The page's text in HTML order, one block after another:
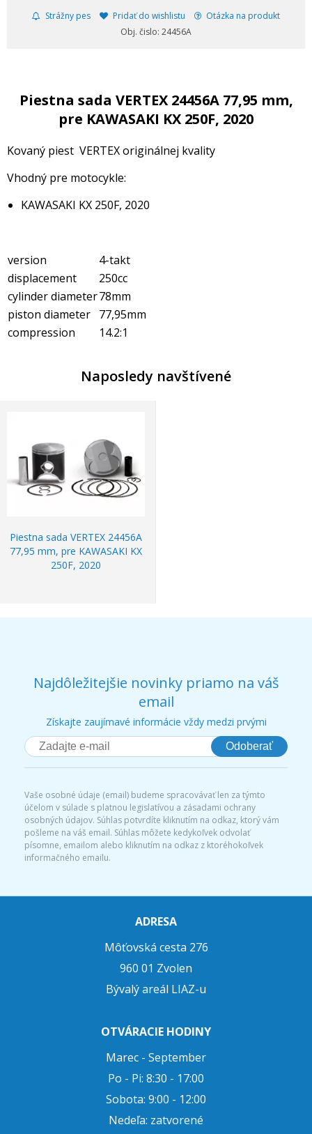
Strážny pes Pridať do wishlistu
Otázka na produkt
Obj. čislo: 24456A
Piestna sada VERTEX 24456A 77,95 mm,
pre KAWASAKI KX 250F, 2020
Kovaný piest VERTEX originálnej kvality
Vhodný pre motocykle:
KAWASAKI KX 250F, 2020
version
4-takt
displacement
250cc
cylinder diameter78mm
piston diameter 77,95mm
compression
14.2:1
Naposledy navštívené
Piestna sada VERTEX 24456A
77,95 mm, pre KAWASAKI KX
250F, 2020
Najdôležitejšie novinky priamo na váš
email
Získajte zaujímavé informácie vždy medzi prvými
Odoberať
Vaše osobné údaje (email) budeme spracovávať len za týmto
účelom v súlade s platnou legislatívou a zásadami ochrany
osobných údajov. Súhlas potvrdíte kliknutím na odkaz, ktorý vám
pošleme na váš email. Súhlas môžete kedykoľvek odvolať
písomne, emailom alebo kliknutím na odkaz z ktoréhokoľvek
informačného emailu.
ADRESA
Môťovská cesta 276
960 01 Zvolen
Bývalý areál LIAZ-u
OTVÁRACIE HODINY
Marec - September
Po - Pi: 8:30 - 17:00
Sobota: 9:00 - 12:00
Nedeľa: zatvorené